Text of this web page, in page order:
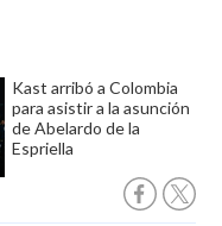
Kast arribó a Colombia
para asistir a la asunción
de Abelardo de la
Espriella